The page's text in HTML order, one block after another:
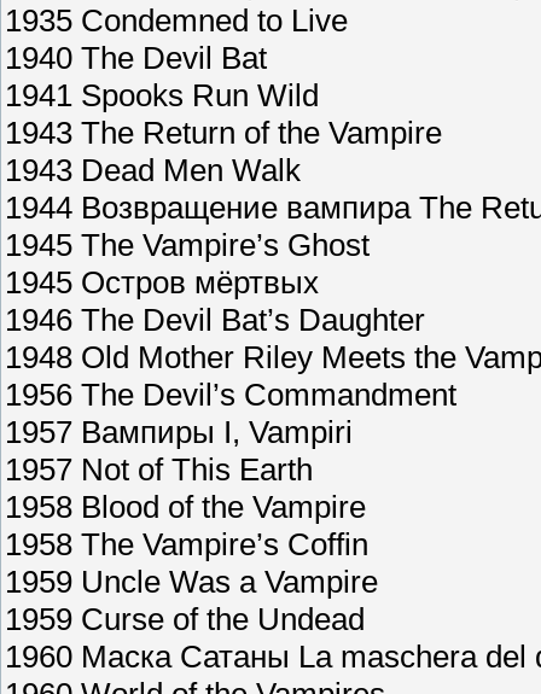
1935 Condemned to Live
1940 The Devil Bat
1941 Spooks Run Wild
1943 The Return of the Vampire
1943 Dead Men Walk
1944 Возвращение вампира The
1945 The Vampire’s Ghost
1945 Остров мёртвых
1946 The Devil Bat’s Daughter
1948 Old Mother Riley Meets the
1956 The Devil’s Commandment
1957 Вампиры I, Vampiri
1957 Not of This Earth
1958 Blood of the Vampire
1958 The Vampire’s Coffin
1959 Uncle Was a Vampire
1959 Curse of the Undead
1960 Маска Сатаны La maschera del